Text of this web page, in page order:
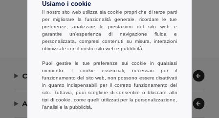
Visualizzazione Di Tutti I Prodotti.
Contattaci
Aiuto or Assistenza
Usiamo i cookie
Il nostro sito web utilizza sia cookie propri che di terze parti
per migliorare la funzionalità generale, ricordare le tue
preferenze, analizzare le prestazioni del sito web e
garantire un'esperienza di navigazione fluida e
personalizzata, compresi contenuti su misura, interazioni
ottimizzate con il nostro sito web e pubblicità.
Puoi gestire le tue preferenze sui cookie in qualsiasi
momento. I cookie essenziali, necessari per il
funzionamento del sito web, non possono essere disattivati
in quanto indispensabili per il corretto funzionamento del
sito. Tuttavia, puoi scegliere di consentire o bloccare altri
tipi di cookie, come quelli utilizzati per la personalizzazione,
l'analisi e la pubblicità.